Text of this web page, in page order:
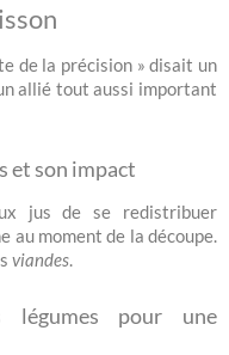
de la précision » disait un
allié tout aussi important
et son impact
jus de se redistribuer
au moment de la découpe.
viandes
légumes pour une